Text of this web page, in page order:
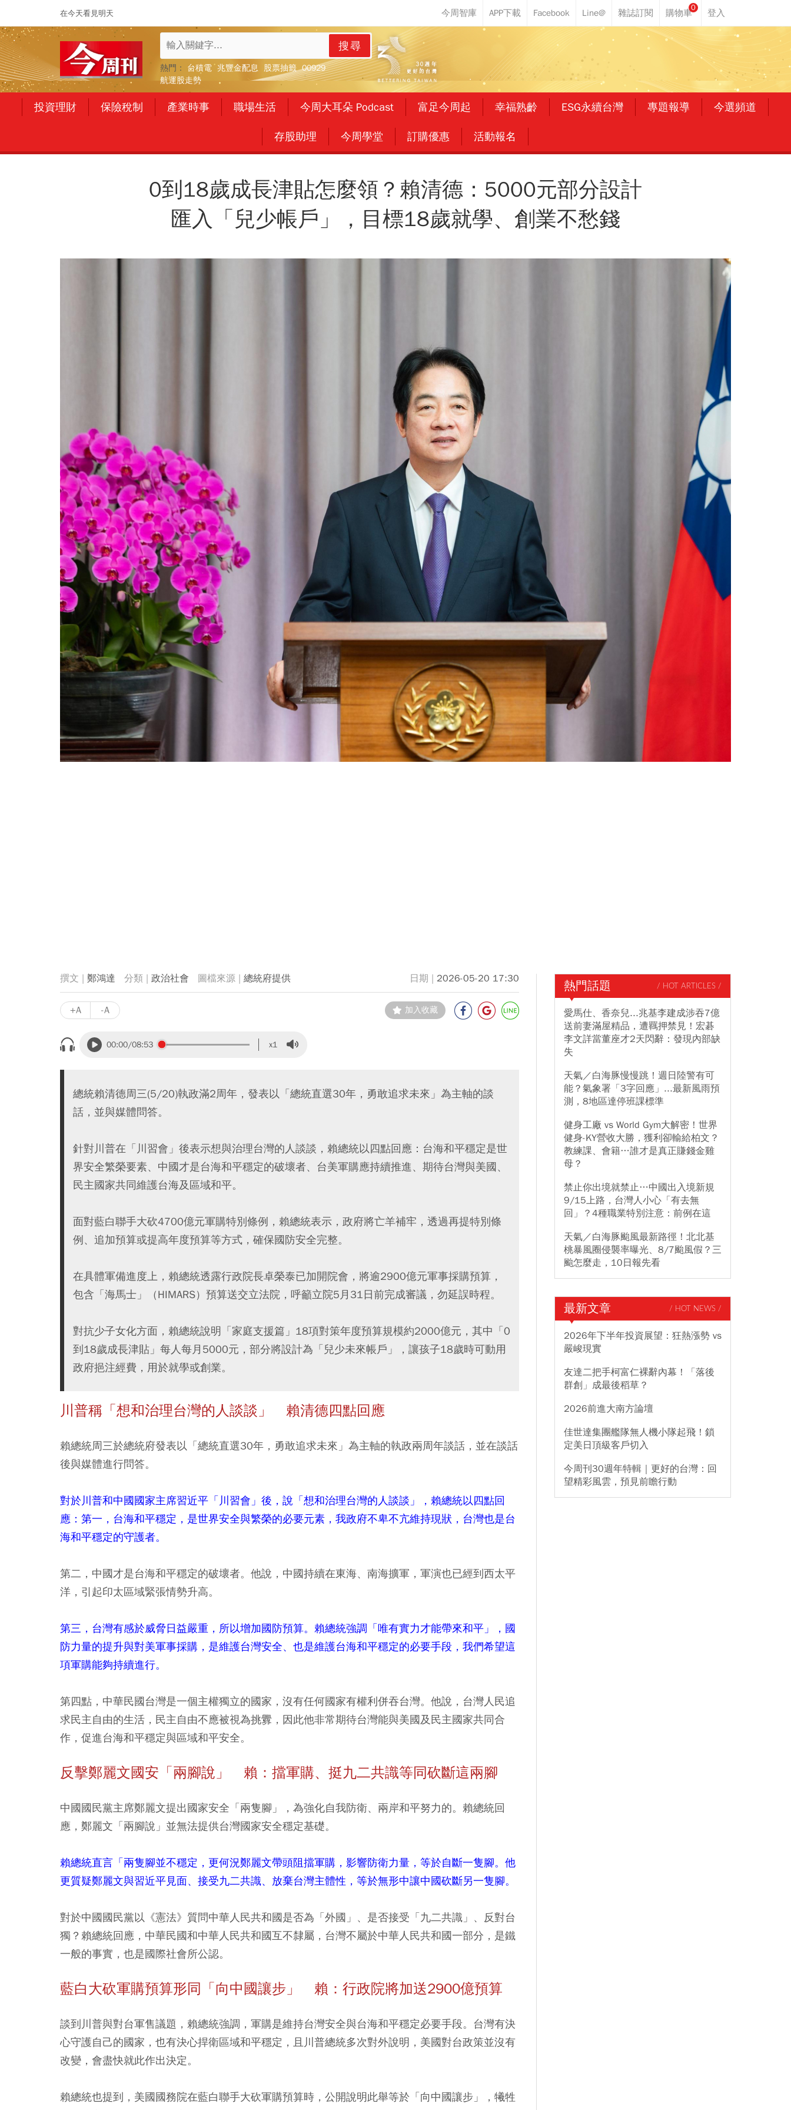
在今天看見明天
0
搜尋
熱門： 台積電 兆豐金配息 股票抽籤 00929
航運股走勢
投資理財 保險稅制 產業時事 職場生活 今周大耳朵 Podcast 富足今周起 幸福熟齡 ESG永續台灣 專題報導 今選頻道
存股助理 今周學堂 訂購優惠 活動報名
0到18歲成長津貼怎麼領？賴清德：5000元部分設計
匯入「兒少帳戶」，目標18歲就學、創業不愁錢
鄭鴻達 政治社會 總統府提供 2026-05-20 17:30
+A -A 加入收藏
00:00/08:53 x1
總統賴清德周三(5/20)執政滿2周年，發表以「總統直選30年，勇敢追求未來」為主軸的談
話，並與媒體問答。
針對川普在「川習會」後表示想與治理台灣的人談談，賴總統以四點回應：台海和平穩定是世
界安全繁榮要素、中國才是台海和平穩定的破壞者、台美軍購應持續推進、期待台灣與美國、
民主國家共同維護台海及區域和平。
面對藍白聯手大砍4700億元軍購特別條例，賴總統表示，政府將亡羊補牢，透過再提特別條
例、追加預算或提高年度預算等方式，確保國防安全完整。
在具體軍備進度上，賴總統透露行政院長卓榮泰已加開院會，將逾2900億元軍事採購預算，
包含「海馬士」（HIMARS）預算送交立法院，呼籲立院5月31日前完成審議，勿延誤時程。
對抗少子女化方面，賴總統說明「家庭支援篇」18項對策年度預算規模約2000億元，其中「0
到18歲成長津貼」每人每月5000元，部分將設計為「兒少未來帳戶」，讓孩子18歲時可動用
政府挹注經費，用於就學或創業。
川普稱「想和治理台灣的人談談」 賴清德四點回應
賴總統周三於總統府發表以「總統直選30年，勇敢追求未來」為主軸的執政兩周年談話，並在談話
後與媒體進行問答。
對於川普和中國國家主席習近平「川習會」後，說「想和治理台灣的人談談」，賴總統以四點回
應：第一，台海和平穩定，是世界安全與繁榮的必要元素，我政府不卑不亢維持現狀，台灣也是台
海和平穩定的守護者。
第二，中國才是台海和平穩定的破壞者。他說，中國持續在東海、南海擴軍，軍演也已經到西太平
洋，引起印太區域緊張情勢升高。
第三，台灣有感於威脅日益嚴重，所以增加國防預算。賴總統強調「唯有實力才能帶來和平」，國
防力量的提升與對美軍事採購，是維護台灣安全、也是維護台海和平穩定的必要手段，我們希望這
項軍購能夠持續進行。
第四點，中華民國台灣是一個主權獨立的國家，沒有任何國家有權利併吞台灣。他說，台灣人民追
求民主自由的生活，民主自由不應被視為挑釁，因此他非常期待台灣能與美國及民主國家共同合
作，促進台海和平穩定與區域和平安全。
反擊鄭麗文國安「兩腳說」 賴：擋軍購、挺九二共識等同砍斷這兩腳
中國國民黨主席鄭麗文提出國家安全「兩隻腳」，為強化自我防衛、兩岸和平努力的。賴總統回
應，鄭麗文「兩腳說」並無法提供台灣國家安全穩定基礎。
賴總統直言「兩隻腳並不穩定，更何況鄭麗文帶頭阻擋軍購，影響防衛力量，等於自斷一隻腳。他
更質疑鄭麗文與習近平見面、接受九二共識、放棄台灣主體性，等於無形中讓中國砍斷另一隻腳。
對於中國國民黨以《憲法》質問中華人民共和國是否為「外國」、是否接受「九二共識」、反對台
獨？賴總統回應，中華民國和中華人民共和國互不隸屬，台灣不屬於中華人民共和國一部分，是鐵
一般的事實，也是國際社會所公認。
藍白大砍軍購預算形同「向中國讓步」 賴：行政院將加送2900億預算
談到川普與對台軍售議題，賴總統強調，軍購是維持台灣安全與台海和平穩定必要手段。台灣有決
心守護自己的國家，也有決心捍衛區域和平穩定，且川普總統多次對外說明，美國對台政策並沒有
改變，會盡快就此作出決定。
賴總統也提到，美國國務院在藍白聯手大砍軍購預算時，公開說明此舉等於「向中國讓步」，犧牲
熱門話題 / HOT ARTICLES /
愛馬仕、香奈兒...兆基李建成涉吞7億
送前妻滿屋精品，遭羈押禁見！宏碁
李文詳當董座才2天閃辭：發現內部缺
失
天氣／白海豚慢慢跳！週日陸警有可
能？氣象署「3字回應」...最新風雨預
測，8地區達停班課標準
健身工廠 vs World Gym大解密！世界
健身-KY營收大勝，獲利卻輸給柏文？
教練課、會籍…誰才是真正賺錢金雞
母？
禁止你出境就禁止…中國出入境新規
9/15上路，台灣人小心「有去無
回」？4種職業特別注意：前例在這
天氣／白海豚颱風最新路徑！北北基
桃暴風圈侵襲率曝光、8/7颱風假？三
颱怎麼走，10日報先看
最新文章 / HOT NEWS /
2026年下半年投資展望：狂熱漲勢 vs
嚴峻現實
友達二把手柯富仁裸辭內幕！「落後
群創」成最後稻草？
2026前進大南方論壇
佳世達集團艦隊無人機小隊起飛！鎖
定美日頂級客戶切入
今周刊30週年特輯｜更好的台灣：回
望精彩風雲，預見前瞻行動